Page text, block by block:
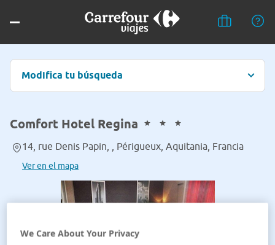
Modifica tu búsqueda
Comfort Hotel Regina
14, rue Denis Papin, , Périgueux, Aquitania, Francia
Ver en el mapa
We Care About Your Privacy